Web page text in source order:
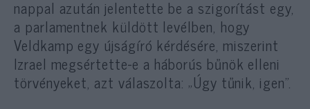
nappal azután jelentette be a szigorítást egy,
a parlamentnek küldött levélben, hogy
Veldkamp egy újságíró kérdésére, miszerint
Izrael megsértette-e a háborús bűnök elleni
törvényeket, azt válaszolta: „Úgy tűnik, igen”.